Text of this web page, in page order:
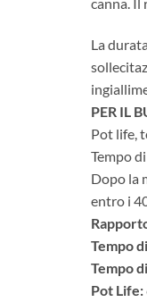
La
PER IL
Pot life,
Tempo
Dopo la
entro i
Tempo
Tempo
Pot